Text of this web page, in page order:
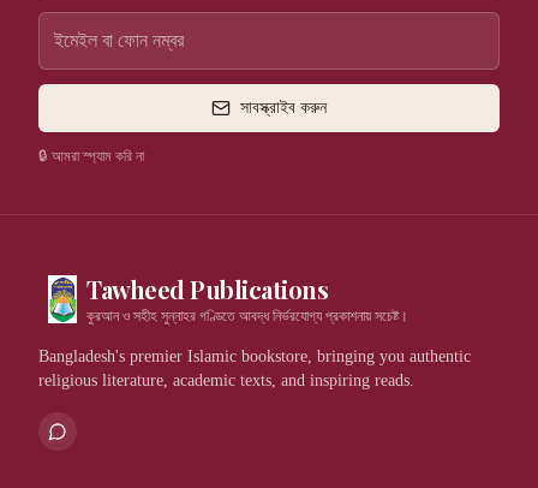
সাবস্ক্রাইব করুন
🔒 আমরা স্প্যাম করি না
Tawheed Publications
কুরআন ও সহীহ সুন্নাহর গণ্ডিতে আবদ্ধ নির্ভরযোগ্য প্রকাশনায় সচেষ্ট।
Bangladesh's premier Islamic bookstore, bringing you authentic
religious literature, academic texts, and inspiring reads.